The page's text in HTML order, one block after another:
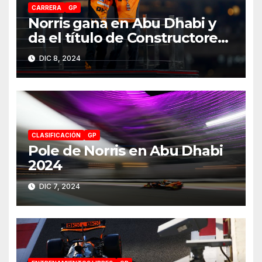
CARRERA GP
Norris gana en Abu Dhabi y
da el título de Constructores
2024 a McLaren
DIC 8, 2024
CLASIFICACIÓN GP
Pole de Norris en Abu Dhabi
2024
DIC 7, 2024